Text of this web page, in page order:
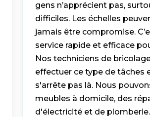
gens n’apprécient pas,
difficiles. Les échelles
jamais être compromise.
service rapide et efficace
Nos techniciens de
effectuer ce type de tâches
s'arrête pas là. Nous
meubles à domicile, des
d'électricité et de